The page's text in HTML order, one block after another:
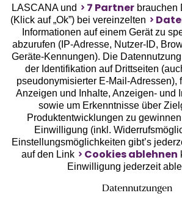
Geprüfte Sicherheit
Unsere Apps
LASCANA und 7 Partnerbrauchen
(Klick auf „Ok”) bei vereinzelten
Informationen auf einem Gerät zu
abzurufen (IP-Adresse, Nutzer-ID,
Geräte-Kennungen). Die
der Identifikation auf Drittseiten
pseudonymisierter E-Mail-Adressen),
Anzeigen und Inhalte, Anzeigen- und
sowie um Erkenntnisse über
Produktentwicklungen zu
Einwilligung (inkl.
Einstellungsmöglichkeiten gibt’s
auf den Link
Cookies ablehnen
Einwilligung jederzeit
Datennutzungen